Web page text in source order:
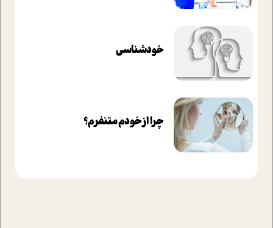
خودشناسی
چرا از خودم متنفرم؟